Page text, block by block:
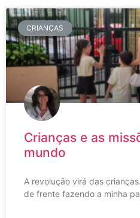
CRIANÇAS
Crianças e as
mundo
A revolução virá das
de frente fazendo a minha